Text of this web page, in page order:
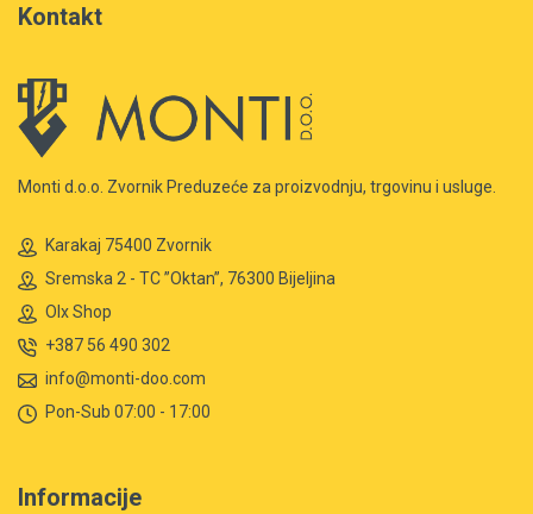
Kontakt
Monti d.o.o. Zvornik Preduzeće za proizvodnju, trgovinu i usluge.
Karakaj 75400 Zvornik
Sremska 2 - TC ”Oktan”, 76300 Bijeljina
Olx Shop
+387 56 490 302
info@monti-doo.com
Pon-Sub 07:00 - 17:00
Informacije